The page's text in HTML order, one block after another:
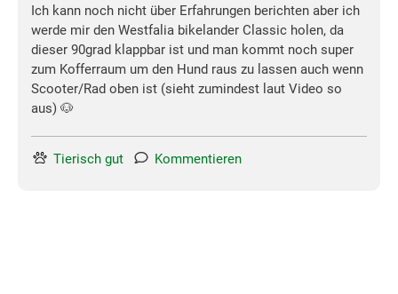
Ich kann noch nicht über Erfahrungen berichten aber ich
werde mir den Westfalia bikelander Classic holen, da
dieser 90grad klappbar ist und man kommt noch super
zum Kofferraum um den Hund raus zu lassen auch wenn
Scooter/Rad oben ist (sieht zumindest laut Video so
aus) 🐶
Tierisch gut Kommentieren